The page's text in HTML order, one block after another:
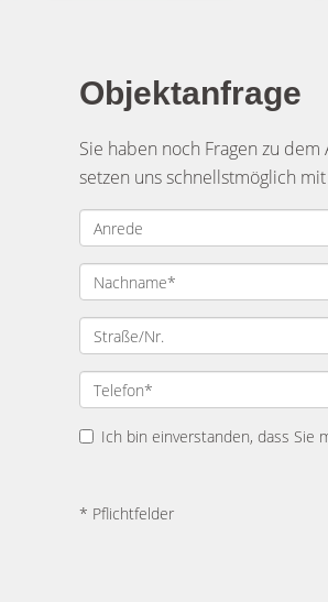
Objektanfrage
Sie haben noch Fragen zu
setzen uns schnellstmöglich
Ich bin einverstanden, dass Sie
* Pflichtfelder